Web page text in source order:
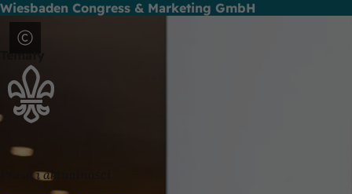
Przejdź do treści
Wiesbaden Congress & Marketing GmbH
Spółka Wiesbaden Congress & Marketing GmbH zajmuje
organizację dużych festynów i imprez współtworzy bogate
Prasa i aktualności